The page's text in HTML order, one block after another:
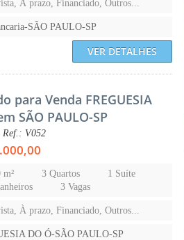
À prazo, Financiado, Outros...
SÃO PAULO-SP
VER DETALHES
para Venda FREGUESIA
SÃO PAULO-SP
Ref.: V052
m² 3 Quartos
1 Suíte
3 Vagas
À prazo, Financiado, Outros...
DO Ó-SÃO PAULO-SP